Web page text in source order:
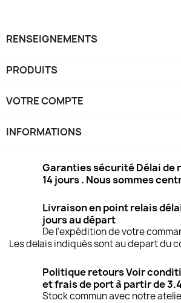
RENSEIGNEMENTS
PRODUITS
VOTRE COMPTE
INFORMATIONS
Garanties sécurité Délai de
14 jours . Nous sommes
Livraison en point relais
jours au départ
De l'expédition de votre
Les delais indiqués sont au depart du
Politique retours Voir
et frais de port à partir de
Stock commun avec notre